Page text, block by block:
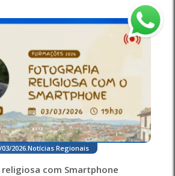
03/2026. Notícias Regionais
religiosa com Smartphone